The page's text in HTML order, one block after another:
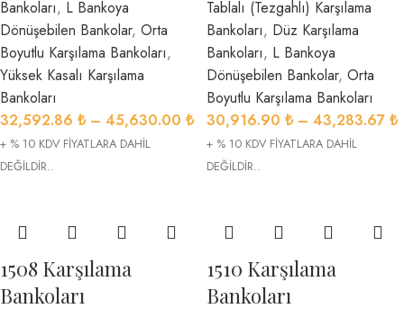
Bankoları, L Bankoya
Dönüşebilen Bankolar, Orta
Boyutlu Karşılama Bankoları,
Yüksek Kasalı Karşılama
Bankoları
32,592.86 ₺ – 45,630.00 ₺
+ % 10 KDV FİYATLARA DAHİL
DEĞİLDİR..
Tablalı (Tezgahlı) Karşılama
Bankoları, Düz Karşılama
Bankoları, L Bankoya
Dönüşebilen Bankolar, Orta
Boyutlu Karşılama Bankoları
30,916.90 ₺ – 43,283.67 ₺
+ % 10 KDV FİYATLARA DAHİL
DEĞİLDİR..
1508 Karşılama
Bankoları
1510 Karşılama
Bankoları